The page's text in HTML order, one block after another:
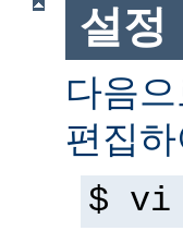
설정
다음으
편집
$ vi